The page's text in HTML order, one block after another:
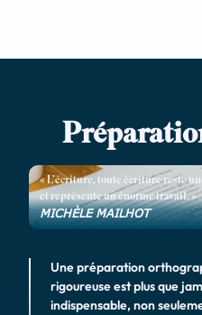
Une préparation
rigoureuse est plus que
indispensable, non
« L’écriture, toute écriture reste
et représente un énorme travail. »
MICHÈLE MAILHOT